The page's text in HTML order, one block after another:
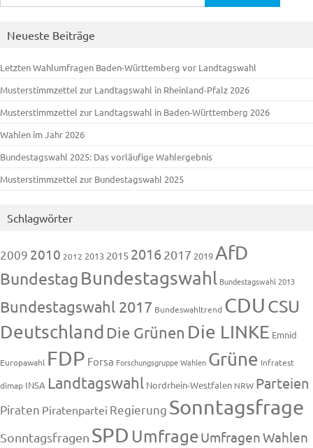
nach:
Neueste Beiträge
Letzten Wahlumfragen Baden-Württemberg vor Landtagswahl
Musterstimmzettel zur Landtagswahl in Rheinland-Pfalz 2026
Musterstimmzettel zur Landtagswahl in Baden-Württemberg 2026
Wahlen im Jahr 2026
Bundestagswahl 2025: Das vorläufige Wahlergebnis
Musterstimmzettel zur Bundestagswahl 2025
Schlagwörter
2009 2010 2012 2013 2015 20162017 2019AfD
Bundestag Bundestagswahl Bundestagswahl 2013
Bundestagswahl 2017 Bundeswahltrend CDUCSU
Deutschland Die Grünen Die LINKE Emnid
Europawahl FDP Forsa Forschungsgruppe Wahlen Grüne Infratest
dimap INSA Landtagswahl Nordrhein-Westfalen NRW Parteien
Piraten Piratenpartei Regierung Sonntagsfrage
Sonntagsfragen SPD Umfrage UmfragenWahlen